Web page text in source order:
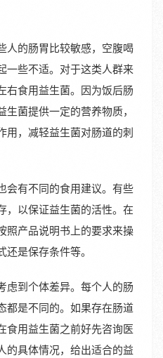
人的肠胃比较敏感，空腹喝
一些不适。对于这类人群来
右食用益生菌。因为饭后肠
菌提供一定的营养物质，
用，减轻益生菌对肠道的刺
会有不同的食用建议。有些
，以保证益生菌的活性。在
照产品说明书上的要求来操
是保存条件等。
虑到个体差异。每个人的肠
都是不同的。如果存在肠道
食用益生菌之前好先咨询医
的具体情况，给出适合的益